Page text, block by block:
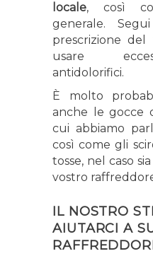
locale, così
generale.
prescrizione
usare
antidolorifici.
È molto
anche le gocce
cui abbiamo
così come gli
tosse, nel caso
vostro
IL NOSTRO
AIUTARCI A